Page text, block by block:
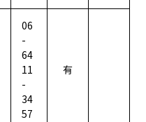
06
-
64
11
-
34
57
有